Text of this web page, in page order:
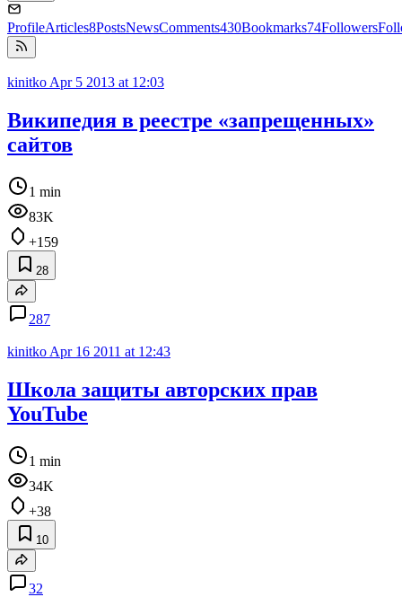
ProfileArticles8PostsNewsComments430Bookmarks74Followers
kinitko Apr 5 2013 at 12:03
Википедия в реестре «запрещенных»
сайтов
1 min
83K
+159
28
287
kinitko Apr 16 2011 at 12:43
Школа защиты авторских прав
YouTube
1 min
34K
+38
10
32